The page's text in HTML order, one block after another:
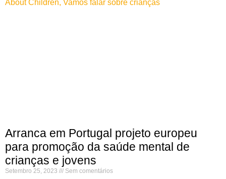
Arranca em Portugal projeto europeu
para promoção da saúde mental de
crianças e jovens
Setembro 25, 2023 Sem comentários